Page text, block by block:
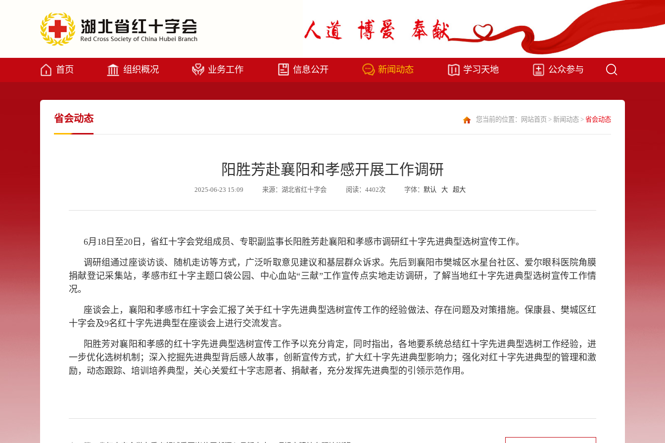
首页 组织概况 业务工作 信息公开 新闻动态 学习天地 公众参与
省会动态 您当前的位置： 网站首页 >新闻动态 >省会动态
阳胜芳赴襄阳和孝感开展工作调研
2025-06-23 15:09 来源：湖北省红十字会 阅读：4402次 字体：默认 大 超大
6月18日至20日，省红十字会党组成员、专职副监事长阳胜芳赴襄阳和孝感市调研红十字先进典型选树宣传工作。
调研组通过座谈访谈、随机走访等方式，广泛听取意见建议和基层群众诉求。先后到襄阳市樊城区水星台社区、爱尔眼科医院角膜
捐献登记采集站，孝感市红十字主题口袋公园、中心血站“三献”工作宣传点实地走访调研，了解当地红十字先进典型选树宣传工作情
况。
座谈会上，襄阳和孝感市红十字会汇报了关于红十字先进典型选树宣传工作的经验做法、存在问题及对策措施。保康县、樊城区红
十字会及9名红十字先进典型在座谈会上进行交流发言。
阳胜芳对襄阳和孝感的红十字先进典型选树宣传工作予以充分肯定，同时指出，各地要系统总结红十字先进典型选树工作经验，进
一步优化选树机制；深入挖掘先进典型背后感人故事，创新宣传方式，扩大红十字先进典型影响力；强化对红十字先进典型的管理和激
励，动态跟踪、培训培养典型，关心关爱红十字志愿者、捐献者，充分发挥先进典型的引领示范作用。